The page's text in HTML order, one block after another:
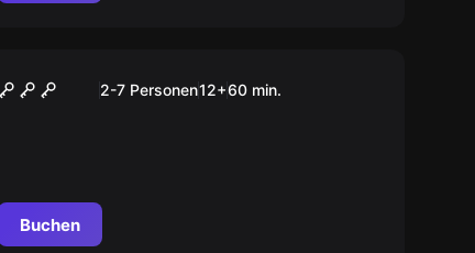
Tatort Herzeleid
2-7 Personen12+60 min.
Buchen